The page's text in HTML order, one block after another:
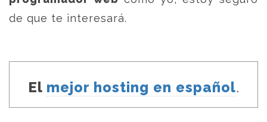
de que te interesará.
El mejor hosting en español.